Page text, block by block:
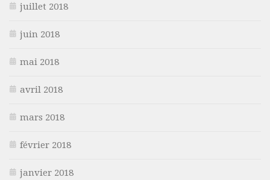
juillet 2018
juin 2018
mai 2018
avril 2018
mars 2018
février 2018
janvier 2018